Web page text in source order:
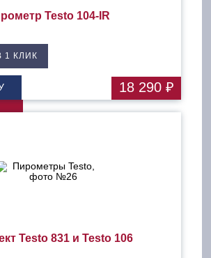
Testo 104-IR
1 КЛИК
18 290 ₽
Testo 831 и Testo 106